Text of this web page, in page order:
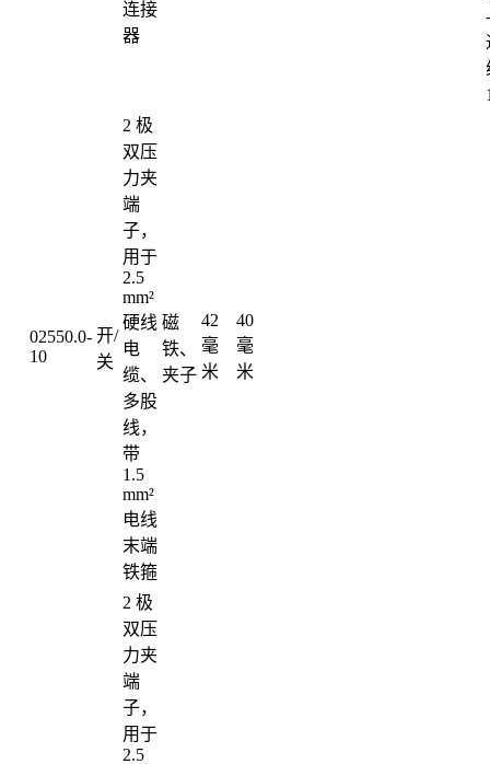
连接
器
02550.0-
10
开/
关
2 极
双压
力夹
端
子，
用于
2.5
mm²
硬线
电
缆、
多股
线，
带
1.5
mm²
电线
末端
铁箍
磁
铁、
夹子
42
毫
米
40
毫
米
2 极
双压
力夹
端
子，
用于
2.5